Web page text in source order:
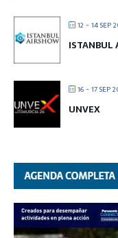
12 - 14 SEP
ISTANBUL
16 - 17 SEP
UNVEX